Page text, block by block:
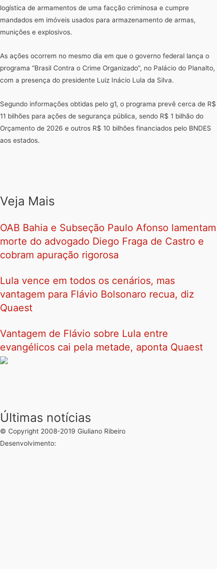
logística de armamentos de uma facção criminosa e cumpre
mandados em imóveis usados para armazenamento de armas,
munições e explosivos.
As ações ocorrem no mesmo dia em que o governo federal lança o
programa “Brasil Contra o Crime Organizado”, no Palácio do Planalto,
com a presença do presidente Luiz Inácio Lula da Silva.
Segundo informações obtidas pelo g1, o programa prevê cerca de R$
11 bilhões para ações de segurança pública, sendo R$ 1 bilhão do
Orçamento de 2026 e outros R$ 10 bilhões financiados pelo BNDES
aos estados.
Veja Mais
OAB Bahia e Subseção Paulo Afonso lamentam
morte do advogado Diego Fraga de Castro e
cobram apuração rigorosa
Lula vence em todos os cenários, mas
vantagem para Flávio Bolsonaro recua, diz
Quaest
Vantagem de Flávio sobre Lula entre
evangélicos cai pela metade, aponta Quaest
Últimas notícias
© Copyright 2008-2019 Giuliano Ribeiro
Desenvolvimento: